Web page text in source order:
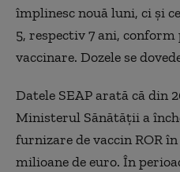
împlinesc nouă luni, ci şi
5, respectiv 7 ani,
vaccinare. Dozele se
Datele SEAP arată că din
Ministerul Sănătăţii a
furnizare de vaccin ROR
milioane de euro. În